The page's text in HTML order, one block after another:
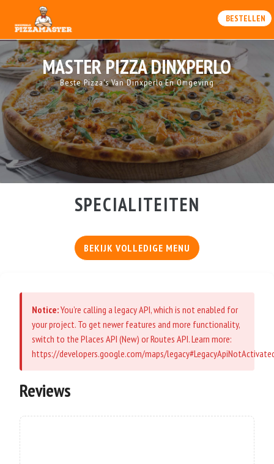
BESTELLEN
MASTER PIZZA DINXPERLO
Beste Pizza's Van Dinxperlo En Omgeving
SPECIALITEITEN
BEKIJK VOLLEDIGE MENU
Notice:You’re calling a legacy API, which is not enabled for
your project. To get newer features and more functionality,
switch to the Places API (New) or Routes API. Learn more:
https://developers.google.com/maps/
Reviews